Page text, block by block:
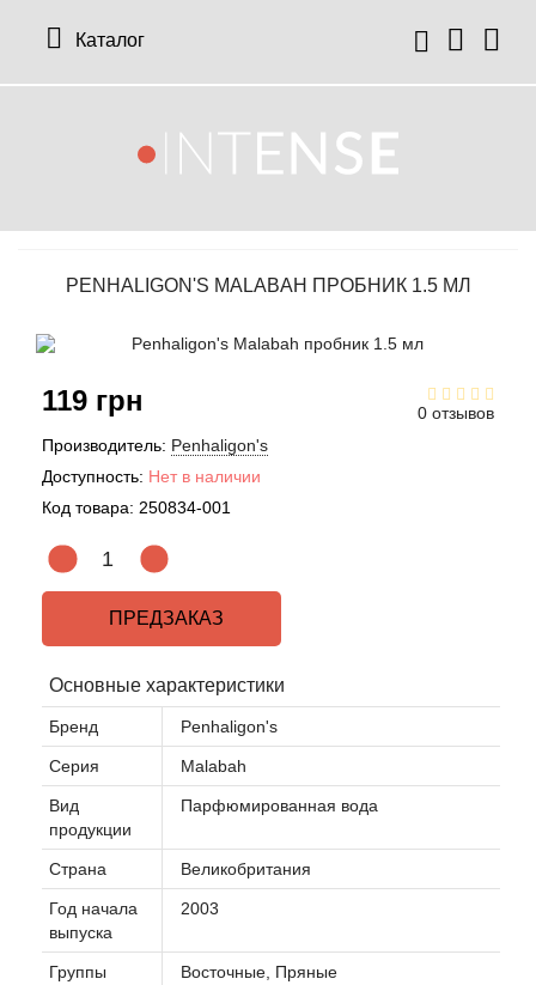
Каталог
PENHALIGON'S MALABAH ПРОБНИК 1.5 МЛ
0 отзывов
119 грн
Производитель: Penhaligon's
Доступность: Нет в наличии
Код товара: 250834-001
ПРЕДЗАКАЗ
Основные характеристики
Бренд Penhaligon's
Серия Malabah
Вид
продукции
Парфюмированная вода
Страна Великобритания
Год начала
выпуска
2003
Группы
Восточные, Пряные
12 Parfumeurs Francais
19-69
27 87 Perfumes
42° by Beauty More
Abercrombie Fitch
Absolument Parfumeur
Acqua di Parma
Acqua di Sardegna
Adidas
Aedes de Venustas
Aerin Lauder
Affinessence
Afnan
Отзывы
Доставка
Условия
Aкции
Контакты
История заказов
Рассылка новостей